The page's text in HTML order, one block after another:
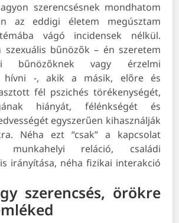
szerencsésnek mondhatom
az eddigi életem megúsztam
vágó incidensek nélkül.
szexuális bűnözők – én szeretem
bűnözőknek vagy érzelmi
hívni -, akik a másik, előre és
fél pszichés törékenységét,
hiányát, félénkségét és
egyszerűen kihasználják
Néha ezt “csak” a kapcsolat
munkahelyi reláció, családi
irányítása, néha fizikai interakció
szerencsés, örökre